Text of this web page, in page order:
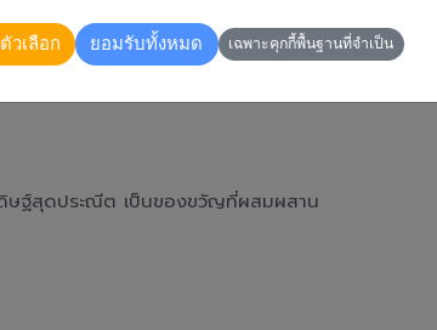
ษฐ์สุดประณีต เป็นของขวัญที่ผสมผสาน
วเลือก ยอมรับทั้งหมด เฉพาะคุกกี้พื้นฐานที่จำเป็น